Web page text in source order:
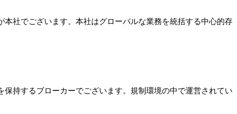
社でございます。本社はグローバルな業務を統括する中心的存
持するブローカーでございます。規制環境の中で運営されてい